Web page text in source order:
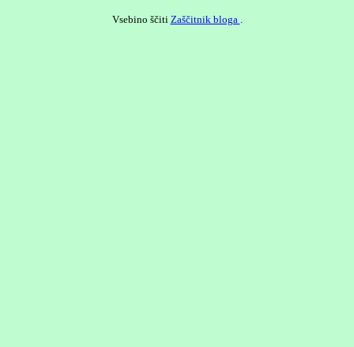
Vsebino ščiti Zaščitnik bloga .